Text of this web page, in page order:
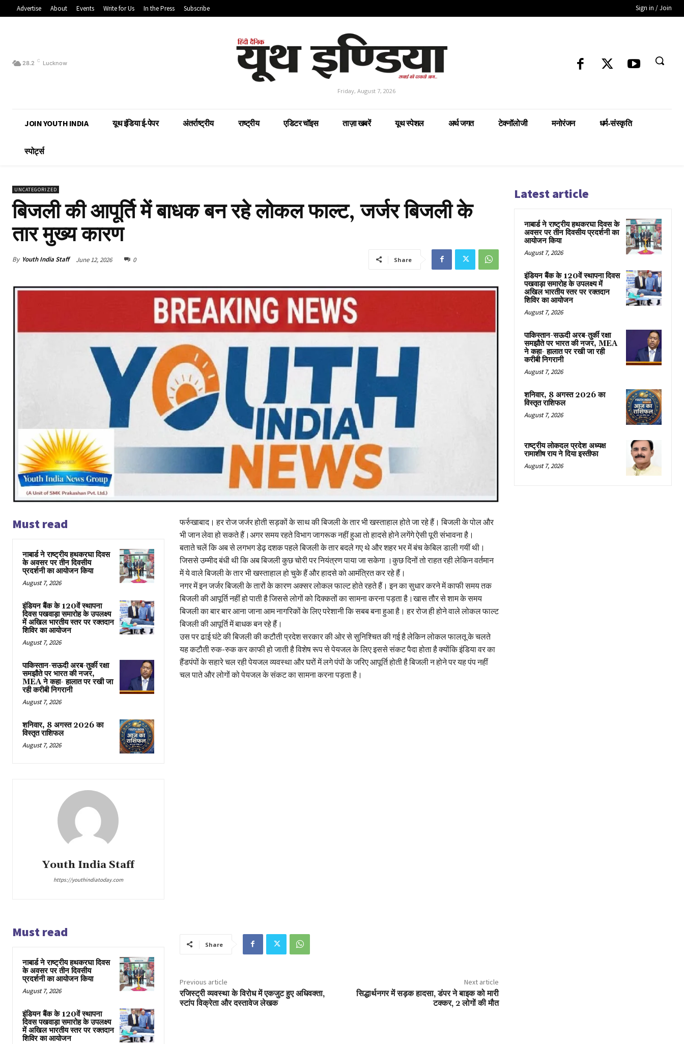
Advertise About Events Write for Us In the Press Subscribe Sign in / Join
28.2 C Lucknow
Friday, August 7, 2026
JOIN YOUTH INDIA यूथ इंडिया ई-पेपर अंतर्राष्ट्रीय राष्ट्रीय एडिटर चॉइस ताज़ा खबरें यूथ स्पेशल अर्थ जगत टेक्नॉलोजी मनोरंजन धर्म-संस्कृति
स्पोर्ट्स
UNCATEGORIZED
बिजली की आपूर्ति में बाधक बन रहे लोकल फाल्ट, जर्जर बिजली के
तार मुख्य कारण
By Youth India Staff June 12, 2026 0 Share
Must read
नाबार्ड ने राष्ट्रीय हथकरघा दिवस
के अवसर पर तीन दिवसीय
प्रदर्शनी का आयोजन किया
August 7, 2026
इंडियन बैंक के 120वें स्थापना
दिवस पखवाड़ा समारोह के उपलक्ष्य
में अखिल भारतीय स्तर पर रक्तदान
शिविर का आयोजन
August 7, 2026
पाकिस्तान-सऊदी अरब-तुर्की रक्षा
समझौते पर भारत की नजर,
MEA ने कहा- हालात पर रखी जा
रही करीबी निगरानी
August 7, 2026
शनिवार, 8 अगस्त 2026 का
विस्तृत राशिफल
August 7, 2026
Youth India Staff
https://youthindiatoday.com
फर्रुखाबाद। हर रोज जर्जर होती सड़कों के साथ की बिजली के तार भी खस्ताहाल होते जा रहे हैं। बिजली के पोल और
भी जान लेवा हो सकते हैं।अगर समय रहते विभाग जागरूक नहीं हुआ तो हादसे होने लगेंगे ऐसी पूरी संभावना है।
बताते चलें कि अब से लगभग डेढ़ दशक पहले बिजली के तार बदले गए थे और शहर भर में बंच केबिल डाली गयीं थी।
जिससे उम्मीद बंधी थी कि अब बिजली कुछ चोरी पर नियंत्रण पाया जा सकेगा ।कुछ दिनों तो राहत रही लेकिन वर्तमान
में ये वाले बिजली के तार भी खस्ताहाल हो चुके हैं और हादसे को आमंत्रित कर रहे हैं।
नगर में इन जर्जर बिजली के तारों के कारण अक्सर लोकल फाल्ट होते रहते हैं। इन का सुधार करने में काफी समय तक
बिजली की आपूर्ति नहीं हो पाती है जिससे लोगों को दिक्कतों का सामना करना पड़ता है।खास तौर से शाम के समय
बिजली का बार बार आना जाना आम नागरिकों के लिए परेशानी कि सबब बना हुआ है। हर रोज ही होने वाले लोकल फाल्ट
बिजली की आपूर्ति में बाधक बन रहे हैं।
उस पर ढाई घंटे की बिजली की कटौती प्रदेश सरकार की ओर से सुनिश्चित की गई है लेकिन लोकल फालतू के चलते
यह कटौती रुक-रुक कर काफी हो जाती है विशेष रूप से पेयजल के लिए इससे संकट पैदा होता है क्योंकि इंडिया वर का
हैंडपंपों के सहारे चल रही पेयजल व्यवस्था और घरों में लगे पंपों के जरिए आपूर्ति होती है बिजली न होने पर यह पंप नहीं
चल पाते और लोगों को पेयजल के संकट का सामना करना पड़ता है।
Must read
नाबार्ड ने राष्ट्रीय हथकरघा दिवस
के अवसर पर तीन दिवसीय
प्रदर्शनी का आयोजन किया
August 7, 2026
इंडियन बैंक के 120वें स्थापना
दिवस पखवाड़ा समारोह के उपलक्ष्य
में अखिल भारतीय स्तर पर रक्तदान
शिविर का आयोजन
Share
Previous article
रजिस्ट्री व्यवस्था के विरोध में एकजुट हुए अधिवक्ता,
स्टांप विक्रेता और दस्तावेज लेखक
Next article
सिद्धार्थनगर में सड़क हादसा, डंपर ने बाइक को मारी
टक्कर, 2 लोगों की मौत
Latest article
नाबार्ड ने राष्ट्रीय हथकरघा दिवस के
अवसर पर तीन दिवसीय प्रदर्शनी का
आयोजन किया
August 7, 2026
इंडियन बैंक के 120वें स्थापना दिवस
पखवाड़ा समारोह के उपलक्ष्य में
अखिल भारतीय स्तर पर रक्तदान
शिविर का आयोजन
August 7, 2026
पाकिस्तान-सऊदी अरब-तुर्की रक्षा
समझौते पर भारत की नजर, MEA
ने कहा- हालात पर रखी जा रही
करीबी निगरानी
August 7, 2026
शनिवार, 8 अगस्त 2026 का
विस्तृत राशिफल
August 7, 2026
राष्ट्रीय लोकदल प्रदेश अध्यक्ष
रामाशीष राय ने दिया इस्तीफा
August 7, 2026